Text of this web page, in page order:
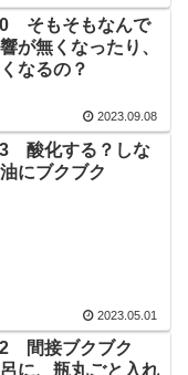
そもそもなんで
が無くなったり、
なるの？
2023.09.08
酸化する？しな
にブクブク
2023.05.01
間接ブクブク
に、瓶丸ごと入れ